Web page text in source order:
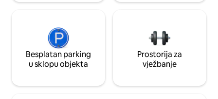
Besplatan parking
u sklopu objekta
Prostorija za
vježbanje